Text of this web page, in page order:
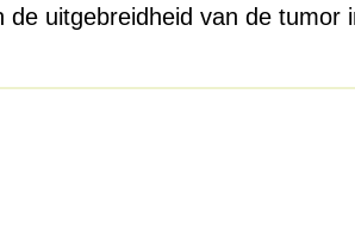
de uitgebreidheid van de tumor